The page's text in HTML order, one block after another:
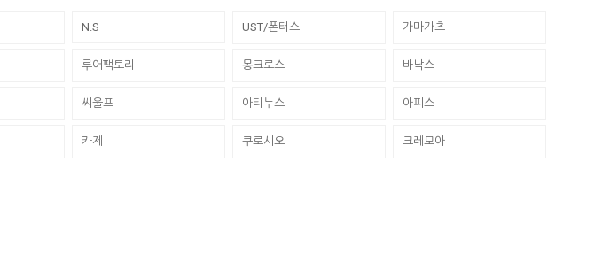
N.S UST/폰터스 가마가츠
루어팩토리 몽크로스 바낙스
씨울프 아티누스 아피스
카제 쿠로시오 크레모아